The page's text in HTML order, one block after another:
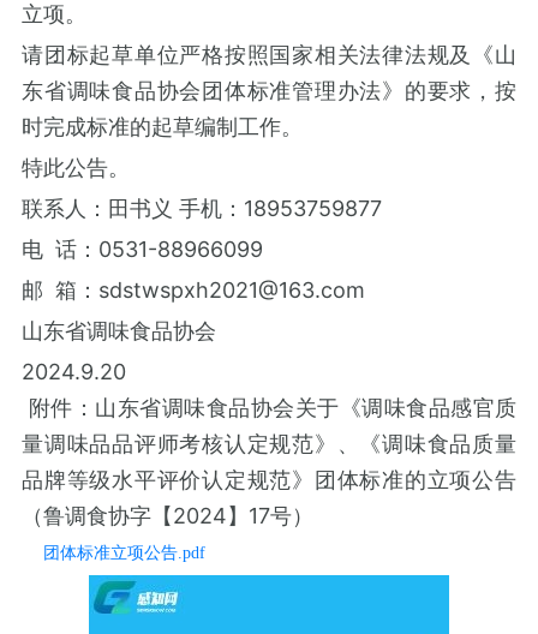
立项。
请团标起草单位严格按照国家相关法律法规及《山
东省调味食品协会团体标准管理办法》的要求，按
时完成标准的起草编制工作。
特此公告。
联系人：田书义 手机：18953759877
电 话：0531-88966099
邮 箱：sdstwspxh2021@163.com
山东省调味食品协会
2024.9.20
附件：山东省调味食品协会关于《调味食品感官质
量调味品品评师考核认定规范》、《调味食品质量
品牌等级水平评价认定规范》团体标准的立项公告
（鲁调食协字【2024】17号）
团体标准立项公告.pdf